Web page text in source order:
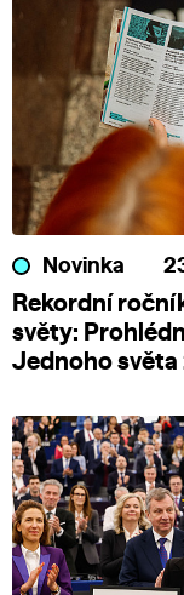
Novinka
Rekordní
světy:
Jednoho světa